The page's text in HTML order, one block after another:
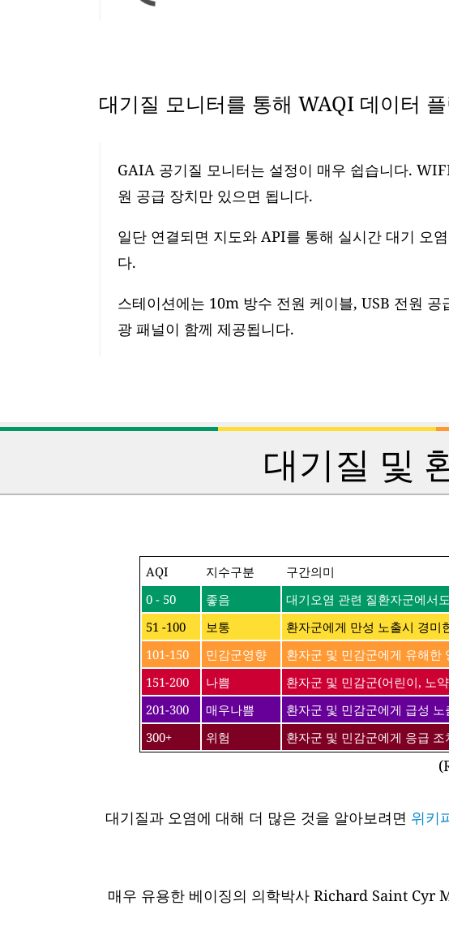
대기질 모니터를 통해 WAQI 데이터
GAIA 공기질 모니터는 설정이 매우 쉽습니다.
원 공급 장치만 있으면 됩니다.
일단 연결되면 지도와 API를 통해 실시간 대기 오
다.
스테이션에는 10m 방수 전원 케이블, USB 전원
광 패널이 함께 제공됩니다.
대기질 및
AQI 지수구분
구간의미
0 - 50
좋음
대기오염 관련 질환자군에서
51 -100
보통
환자군에게 만성 노출시 경미
101-150
민감군영향
환자군 및 민감군에게 유해한
151-200
나쁨
환자군 및 민감군(어린이, 노
201-300
매우나쁨
환자군 및 민감군에게 급성
300+
위험 환자군 및 민감군에게 응급
대기질과 오염에 대해 더 많은 것을 알아보려면 위키
매우 유용한 베이징의 의학박사 Richard Saint Cyr